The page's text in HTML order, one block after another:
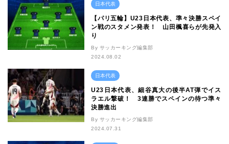
日本代表
【パリ五輪】U23日本代表、準々決勝スペイ
ン戦のスタメン発表！ 山田楓喜らが先発入
り
By サッカーキング編集部
2024.08.02
日本代表
U23日本代表、細谷真大の後半AT弾でイス
ラエル撃破！ 3連勝でスペインの待つ準々
決勝進出
By サッカーキング編集部
2024.07.31